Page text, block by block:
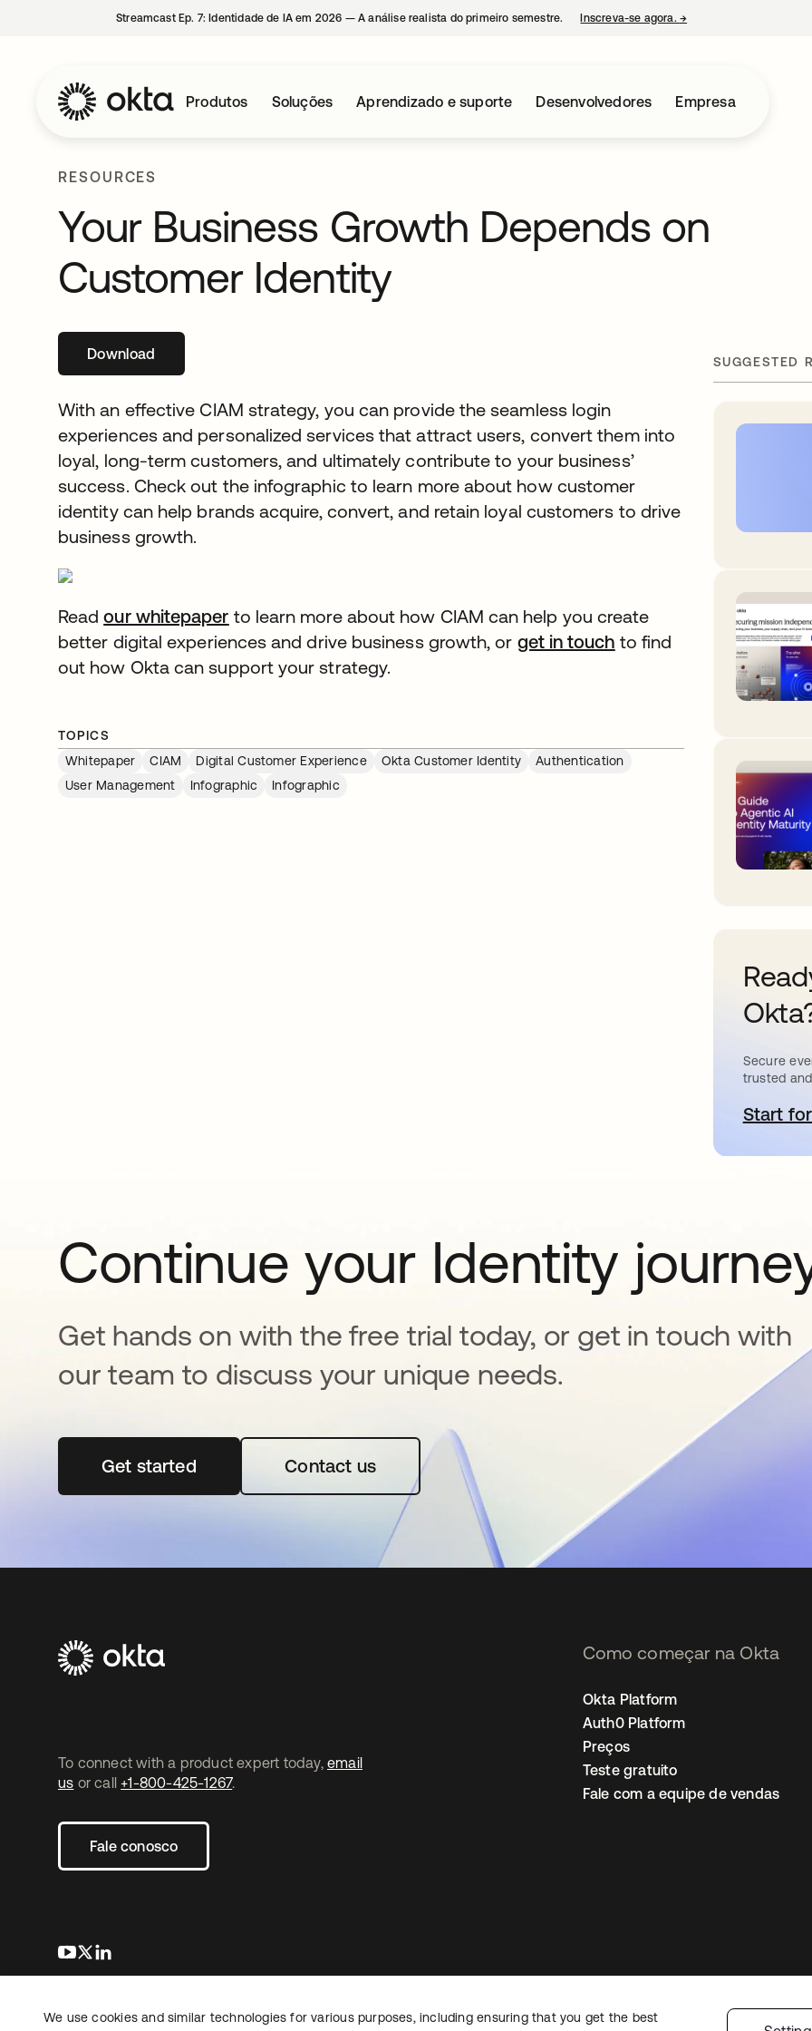
Streamcast Ep. 7: Identidade de IA em 2026 — A análise realista do primeiro semestre. Inscreva-se agora. →
Produtos Soluções Aprendizado e suporte Desenvolvedores Empresa
RESOURCES
Your Business Growth Depends on
Customer Identity
Download
With an effective CIAM strategy, you can provide the seamless login
experiences and personalized services that attract users, convert them into
loyal, long-term customers, and ultimately contribute to your business’
success. Check out the infographic to learn more about how customer
identity can help brands acquire, convert, and retain loyal customers to drive
business growth.
Readour whitepaper abre em uma nova guia
to learn more about how CIAM can help you create
better digital experiences and drive business growth, or get in touch abre em uma nova guia
to find
out how Okta can support your strategy.
TOPICS
Whitepaper
CIAM Digital Customer Experience Okta Customer Identity
Authentication
User Management
Infographic Infographic
SUGGESTED
Secure
trusted
Start
Continue your Identity
Get hands on with the free trial today, or get in touch with
our team to discuss your unique needs.
Get startedabre em uma nova guia
Contact us
To connect with a product expert today, email
us or call +1-800-425-1267.
Fale conosco
abre em uma nova guia
abre em uma nova guia
Como começar na Okta
Okta Platform
Auth0 Platform
Preços
Teste gratuito
Fale com a equipe de vendas
JurídicoPolítica de privacidadeTermos do siteSegurança Mapa do site
Copyright © 2026 Okta. Todos os direitos
We use cookies and similar technologies for various purposes, including ensuring that you get the best